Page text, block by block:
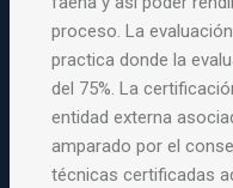
proceso. La
practica donde la
del 75%. La
entidad externa
amparado por el
técnicas certificadas